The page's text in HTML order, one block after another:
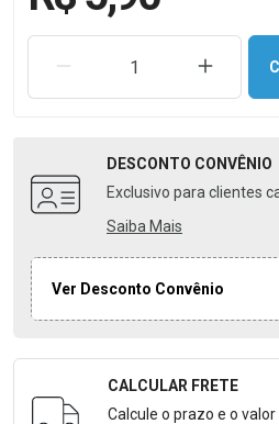
REMOVER UMA UNIDADE
DESCONTO CONVÊNIO
Exclusivo para clientes
Saiba Mais
Ver Desconto Convênio
Formulário para
CALCULAR FRETE
Calcule o prazo e o